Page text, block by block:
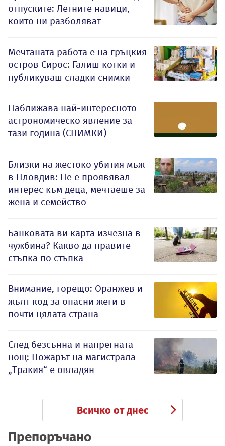
отпуските: Летните навици,
които ни разболяват
Мечтаната работа е на гръцкия
остров Сирос: Галиш котки и
публикуваш сладки снимки
Наближава най-интересното
астрономическо явление за
тази година (СНИМКИ)
Близки на жестоко убития мъж
в Пловдив: Не е проявявал
интерес към деца, мечтаеше за
жена и семейство
Банковата ви карта изчезна в
чужбина? Какво да правите
стъпка по стъпка
Внимание, горещо: Оранжев и
жълт код за опасни жеги в
почти цялата страна
След безсънна и напрегната
нощ: Пожарът на магистрала
„Тракия“ е овладян
Всичко от днес
Препоръчано